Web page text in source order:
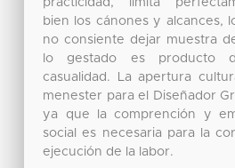
practicidad, limita
bien los cánones y alcances,
no consiente dejar muestra
lo gestado es producto
casualidad. La apertura
menester para el Diseñador
ya que la comprención y
social es necesaria para la
ejecución de la labor.